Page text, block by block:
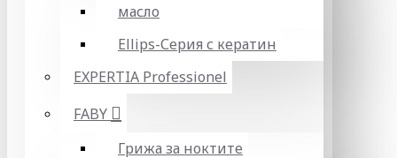
масло
Ellips-Серия с кератин
EXPERTIA Professionel
FABY
Грижа за ноктите